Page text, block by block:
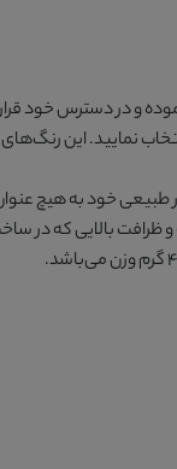
و در دسترس خود
نمایید. این
خود به هیچ
ظرافت بالایی که در